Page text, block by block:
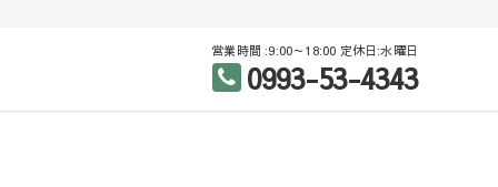
営業時間 :9:00～18:00 定休日:水曜日
0993-53-4343